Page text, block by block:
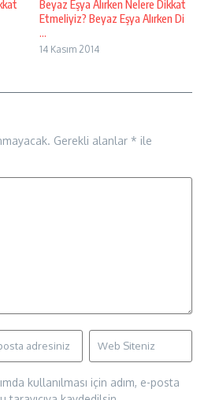
Beyaz Eşya Alırken Nelere Dikkat
Etmeliyiz? Beyaz Eşya Alırken Di
...
14 Kasım 2014
Gerekli alanlar * ile
kullanılması için adım, e-posta